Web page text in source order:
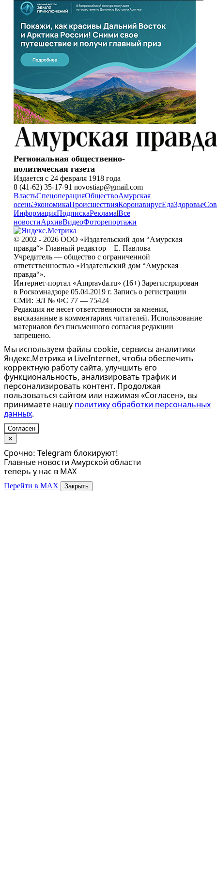
Региональная общественно-
политическая газета
Издается с 24 февраля 1918 года
8 (41-62) 35-17-91 novostiap@gmail.com
ВластьСпецоперацияОбществоАмурская
осеньЭкономикаПроисшествияКоронавирусЕдаЗдоровье
ИнформацияПодпискаРеклама|Все
новостиАрхивВидеоФоторепортажи
© 2002 - 2026 ООО «Издательский дом “Амурская
правда“» Главный редактор – Е. Павлова
Учредитель — общество с ограниченной
ответственностью «Издательский дом “Амурская
правда“».
Интернет-портал «Ampravda.ru» (16+) Зарегистрирован
в Роскомнадзоре 05.04.2019 г. Запись о регистрации
СМИ: ЭЛ № ФС 77 — 75424
Редакция не несет ответственности за мнения,
высказанные в комментариях читателей. Использование
материалов без письменного согласия редакции
запрещено.
Мы используем файлы cookie, сервисы аналитики
Яндекс.Метрика и LiveInternet, чтобы обеспечить
корректную работу сайта, улучшить его
функциональность, анализировать трафик и
персонализировать контент. Продолжая
пользоваться сайтом или нажимая «Согласен», вы
принимаете нашу политику обработки персональных
данных.
Согласен
✕
Срочно: Telegram блокируют!
Главные новости Амурской области
теперь у нас в MAX
Перейти в MAX Закрыть